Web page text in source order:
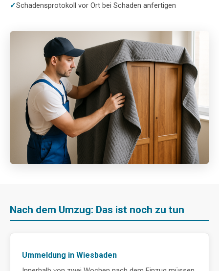
Schadensprotokoll vor Ort bei Schaden anfertigen
Nach dem Umzug: Das ist noch zu tun
Ummeldung in Wiesbaden